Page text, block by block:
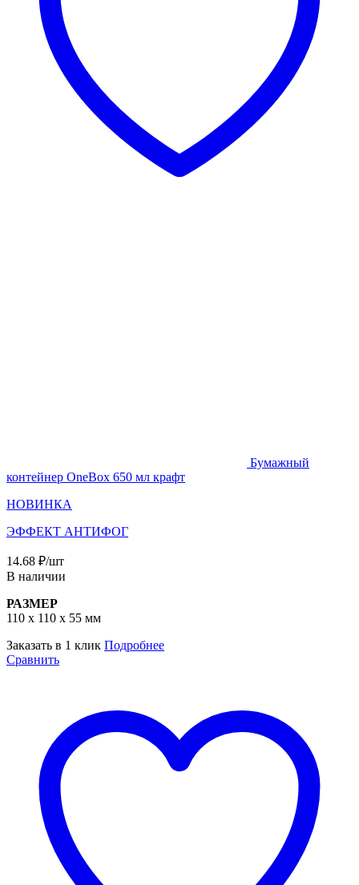
Бумажный
контейнер OneBox 650 мл крафт
НОВИНКА
ЭФФЕКТ АНТИФОГ
14.68 ₽/шт
В наличии
РАЗМЕР
110 x 110 x 55 мм
Заказать в 1 клик Подробнее
Сравнить